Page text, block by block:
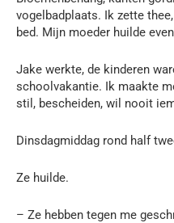
vogelbadplaats. Ik zette
bed. Mijn moeder huilde
Jake werkte, de kinderen
schoolvakantie. Ik maakte
stil, bescheiden, wil nooit
Dinsdagmiddag rond half
Ze huilde.
– Ze hebben tegen me